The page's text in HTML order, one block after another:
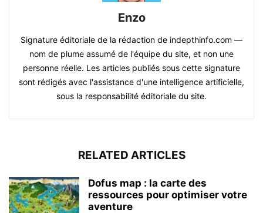
Enzo
Signature éditoriale de la rédaction de indepthinfo.com —
nom de plume assumé de l'équipe du site, et non une
personne réelle. Les articles publiés sous cette signature
sont rédigés avec l'assistance d'une intelligence artificielle,
sous la responsabilité éditoriale du site.
RELATED ARTICLES
Dofus map : la carte des
ressources pour optimiser votre
aventure